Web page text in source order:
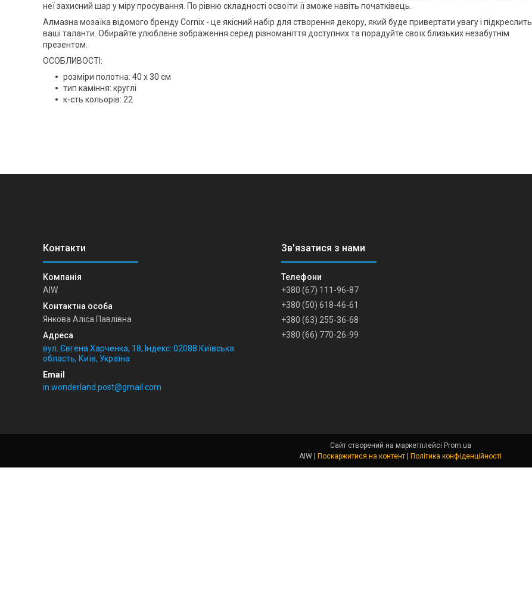
неї захисний шар у міру просування. По рівню складності освоїти її зможе навіть початківець.
Алмазна мозаїка відомого брендуCornix - це якісний набір для створення декору, який буде привертати увагу і підкреслить
ваші таланти. Обирайте улюблене зображення серед різноманіття доступних та порадуйте своїх близьких незабутнім
презентом.
ОСОБЛИВОСТІ:
розміри полотна: 40 x 30 см
тип каміння: круглі
к-сть кольорів: 22
AIW
Янкова Аліса Павлівна
вул. Євгена Харченка, 18, Індекс: 02088 Київська
область, Київ, Україна
in.wonderland.post@gmail.com
+380 (67) 111-96-87
+380 (50) 618-46-61
+380 (63) 255-36-68
+380 (66) 770-26-99
Сайт створений на маркетплейсі Prom.ua
AIW | Поскаржитися на контент | Політика конфіденційності